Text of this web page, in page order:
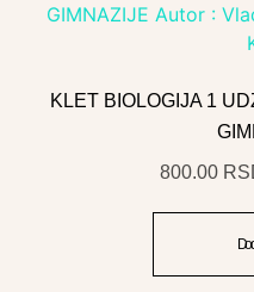
KLET BIOLOGIJA 1
800.00